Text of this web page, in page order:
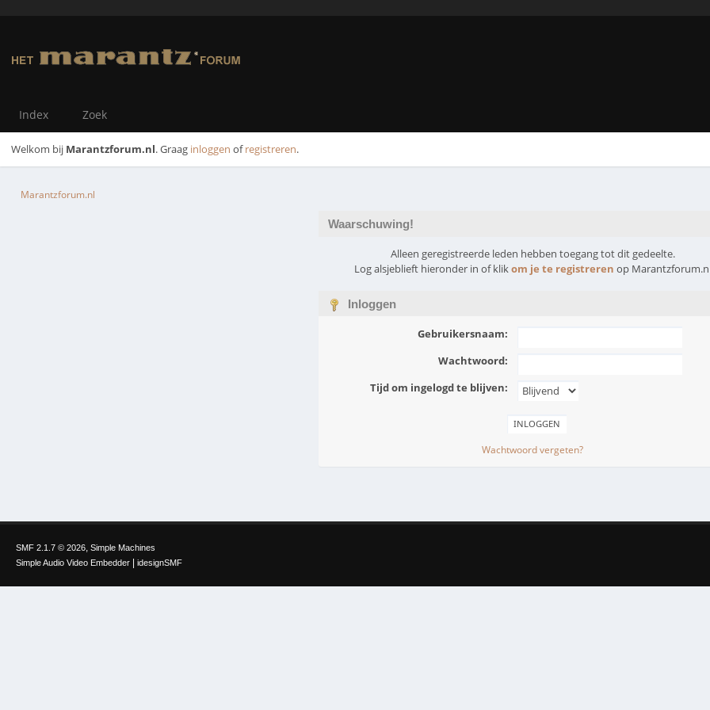
Index Zoek
Welkom bij Marantzforum.nl. Graag inloggen ofregistreren.
Marantzforum.nl
Waarschuwing!
Alleen geregistreerde leden hebben toegang tot dit gedeelte.
Log alsjeblieft hieronder in of klikom je te registreren op
Inloggen
Gebruikersnaam:
Wachtwoord:
Tijd om ingelogd te blijven:
Wachtwoord vergeten?
SMF 2.1.7 © 2026, Simple Machines
Simple Audio Video Embedder
idesignSMF